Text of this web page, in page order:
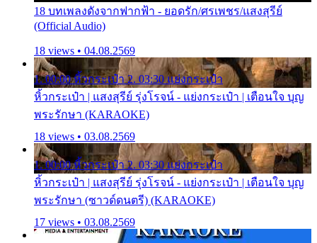
18 บทเพลงดังจากฟากฟ้า - ยอดรัก/ศรเพชร/แสงสุรีย์
(Official Audio)
18 views • 04.08.2569
1. 00:00 หิ้วกระเป๋า 2. 03:30 แย่งกระเป๋า
หิ้วกระเป๋า | แสงสุรีย์ รุ่งโรจน์ - แย่งกระเป๋า | เตือนใจ บุญ
พระรักษา (KARAOKE)
18 views • 03.08.2569
1. 00:00 หิ้วกระเป๋า 2. 03:30 แย่งกระเป๋า
หิ้วกระเป๋า | แสงสุรีย์ รุ่งโรจน์ - แย่งกระเป๋า | เตือนใจ บุญ
พระรักษา (ซาวด์ดนตรี) (KARAOKE)
17 views • 03.08.2569